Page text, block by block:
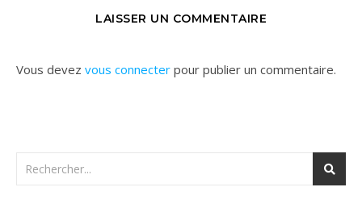
LAISSER UN COMMENTAIRE
Vous devez vous connecter pour publier un commentaire.